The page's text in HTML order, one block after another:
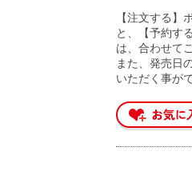
【注文する】
と、【予約す
は、合わせて
また、発売日
いただく事が